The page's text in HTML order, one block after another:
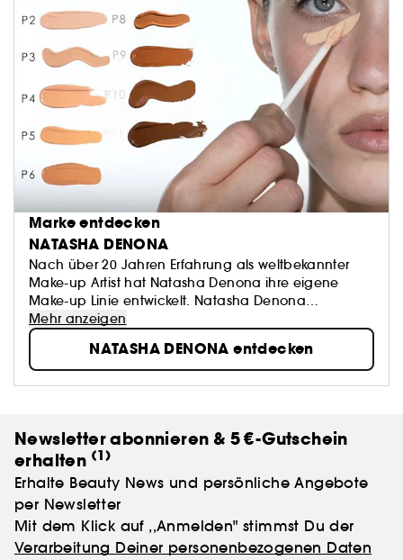
Marke entdecken
NATASHA DENONA
Nach über 20 Jahren Erfahrung als weltbekannter
Make-up Artist hat Natasha Denona ihre eigene
Make-up Linie entwickelt. Natasha Denona
Lidschatten Paletten bestehen aus reichhaltigen
Inhaltsstoffen und gesättigten Pigmenten und sind in
den USA, Asien und Australien schnell zu Beauty
Must-haves geworden.
Mehr anzeigen
NATASHA DENONA entdecken
Newsletter abonnieren & 5 €-Gutschein
erhalten (1)
Erhalte Beauty News und persönliche Angebote
per Newsletter
Mit dem Klick auf ,,Anmelden" stimmst Du der
Verarbeitung Deiner personenbezogenen Daten